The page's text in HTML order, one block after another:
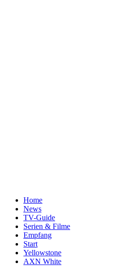
Home
News
TV-Guide
Serien & Filme
Empfang
Start
Yellowstone
AXN White